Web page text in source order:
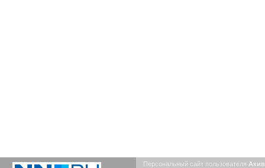
Персональный сайт пользователя Акив